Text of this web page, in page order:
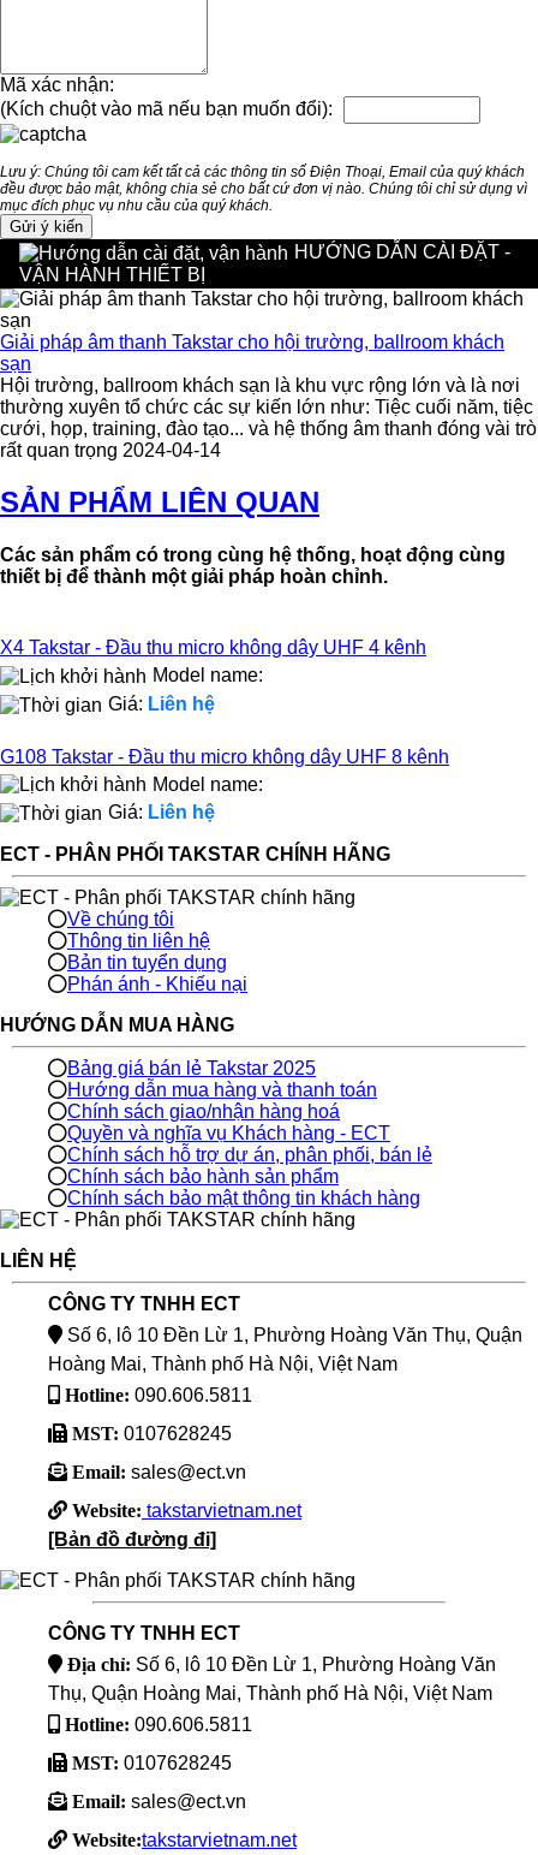
Mã xác nhận:
(Kích chuột vào mã nếu bạn muốn đổi):
Lưu ý: Chúng tôi cam kết tất cả các thông tin số Điện Thoại, Email của quý khách
đều được bảo mật, không chia sẻ cho bất cứ đơn vị nào. Chúng tôi chỉ sử dụng vì
mục đích phục vụ nhu cầu của quý khách.
HƯỚNG DẪN CÀI ĐẶT -
VẬN HÀNH THIẾT BỊ
Giải pháp âm thanh Takstar cho hội trường, ballroom khách
sạn
Hội trường, ballroom khách sạn là khu vực rộng lớn và là nơi
thường xuyên tổ chức các sự kiến lớn như: Tiệc cuối năm, tiệc
cưới, họp, training, đào tạo... và hệ thống âm thanh đóng vài trò
rất quan trọng 2024-04-14
SẢN PHẨM LIÊN QUAN
Các sản phẩm có trong cùng hệ thống, hoạt động cùng
thiết bị để thành một giải pháp hoàn chỉnh.
X4 Takstar - Đầu thu micro không dây UHF 4 kênh
Model name:
Giá: Liên hệ
G108 Takstar - Đầu thu micro không dây UHF 8 kênh
Model name:
Giá: Liên hệ
ECT - PHÂN PHỐI TAKSTAR CHÍNH HÃNG
Về chúng tôi
Thông tin liên hệ
Bản tin tuyển dụng
Phán ánh - Khiếu nại
HƯỚNG DẪN MUA HÀNG
Bảng giá bán lẻ Takstar 2025
Hướng dẫn mua hàng và thanh toán
Chính sách giao/nhận hàng hoá
Quyền và nghĩa vụ Khách hàng - ECT
Chính sách hỗ trợ dự án, phân phối, bán lẻ
Chính sách bảo hành sản phẩm
Chính sách bảo mật thông tin khách hàng
LIÊN HỆ
CÔNG TY TNHH ECT
Số 6, lô 10 Đền Lừ 1, Phường Hoàng Văn Thụ, Quận
Hoàng Mai, Thành phố Hà Nội, Việt Nam
Hotline: 090.606.5811
MST: 0107628245
Email: sales@ect.vn
Website: takstarvietnam.net
[Bản đồ đường đi]
CÔNG TY TNHH ECT
Địa chỉ: Số 6, lô 10 Đền Lừ 1, Phường Hoàng Văn
Thụ, Quận Hoàng Mai, Thành phố Hà Nội, Việt Nam
Hotline: 090.606.5811
MST: 0107628245
Email: sales@ect.vn
Website:takstarvietnam.net